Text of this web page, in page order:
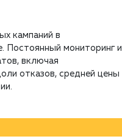
кампаний в
Постоянный мониторинг и
включая
отказов, средней цены